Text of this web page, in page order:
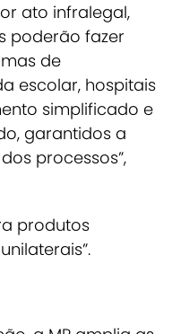
ato infralegal,
poderão fazer
de
escolar, hospitais
simplificado e
garantidos a
processos”,
produtos
.